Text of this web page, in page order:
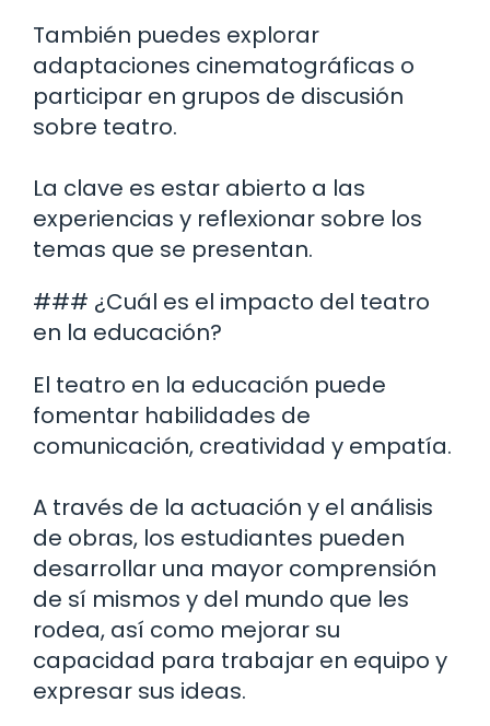
También puedes explorar
adaptaciones cinematográficas o
participar en grupos de discusión
sobre teatro.
La clave es estar abierto a las
experiencias y reflexionar sobre los
temas que se presentan.
### ¿Cuál es el impacto del teatro
en la educación?
El teatro en la educación puede
fomentar habilidades de
comunicación, creatividad y empatía.
A través de la actuación y el análisis
de obras, los estudiantes pueden
desarrollar una mayor comprensión
de sí mismos y del mundo que les
rodea, así como mejorar su
capacidad para trabajar en equipo y
expresar sus ideas.